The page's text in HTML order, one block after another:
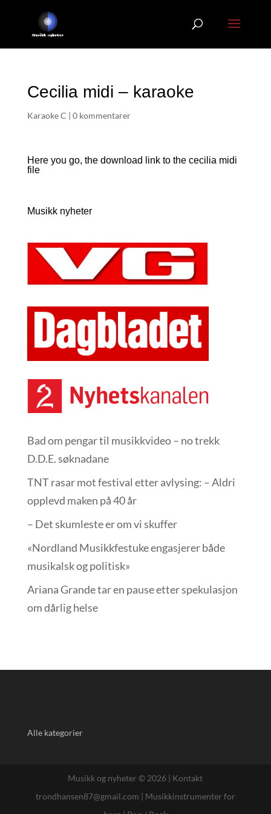
Cecilia midi – karaoke
Karaoke C | 0 kommentarer
Here you go, the download link to the cecilia midi
file
Musikk nyheter
Bad om pengar til musikkvideo – no trekk
D.D.E. søknadane
TNT rasar mot festival etter avlysing: – Aldri
opplevd maken på 40 år
– Det skumleste er om vi skuffer
«Nordland Musikkfest­uke engasjerer både
musikalsk og politisk»
Ariana Grande tar en pause etter spekulasjon
om dårlig helse
Alle kategorier
Musikk og nyheter © 2026 | Kontakt
trondhansen87@gmail.com | Musikkinstrumenter for